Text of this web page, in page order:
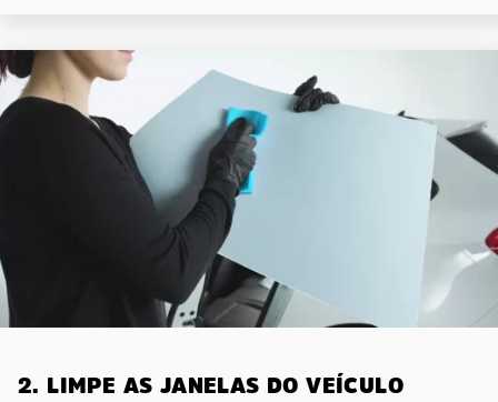
2. LIMPE AS JANELAS DO VEÍCULO